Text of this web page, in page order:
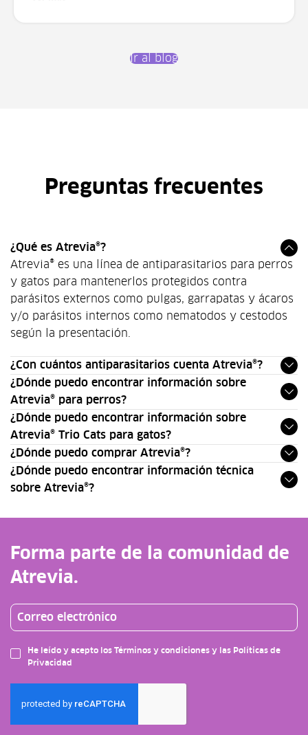
Ir al blog
Preguntas frecuentes
¿Qué es Atrevia®?
Atrevia® es una línea de antiparasitarios para perros
y gatos para mantenerlos protegidos contra
parásitos externos como pulgas, garrapatas y ácaros
y/o parásitos internos como nematodos y cestodos
según la presentación.
¿Con cuántos antiparasitarios cuenta Atrevia®?
¿Dónde puedo encontrar información sobre
Atrevia® para perros?
¿Dónde puedo encontrar información sobre
Atrevia® Trio Cats para gatos?
¿Dónde puedo comprar Atrevia®?
¿Dónde puedo encontrar información técnica
sobre Atrevia®?
Forma parte de la comunidad de
Atrevia.
He leído y acepto los Términos y condiciones y las Políticas de
Privacidad